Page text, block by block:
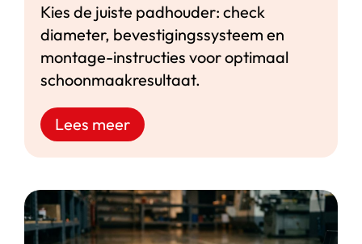
Kies de juiste padhouder: check
diameter, bevestigingssysteem en
montage-instructies voor optimaal
schoonmaakresultaat.
Lees meer